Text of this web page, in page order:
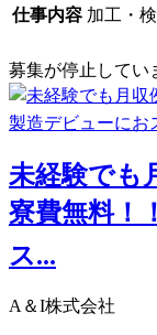
仕事内容 加工・
募集が停止してい
未経験でも
寮費無料！
ス...
A＆I株式会社